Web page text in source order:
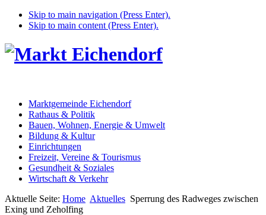
Skip to main navigation (Press Enter).
Skip to main content (Press Enter).
Marktgemeinde Eichendorf
Rathaus & Politik
Bauen, Wohnen, Energie & Umwelt
Bildung & Kultur
Einrichtungen
Freizeit, Vereine & Tourismus
Gesundheit & Soziales
Wirtschaft & Verkehr
Aktuelle Seite: Home Aktuelles Sperrung des Radweges zwischen
Exing und Zeholfing